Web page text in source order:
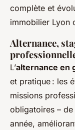
complète et
immobilier Lyon
Alternance,
L’alternance en
et pratique : les
missions
obligatoires –
année,